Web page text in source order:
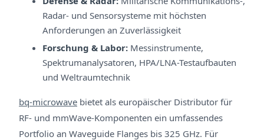
Radar- und Sensorsysteme mit höchsten
Anforderungen an Zuverlässigkeit
Forschung & Labor: Messinstrumente,
Spektrumanalysatoren, HPA/LNA-Testaufbauten
und Weltraumtechnik
bq-microwave bietet als europäischer Distributor für
RF- und mmWave-Komponenten ein umfassendes
Portfolio an Waveguide Flanges bis 325 GHz. Für